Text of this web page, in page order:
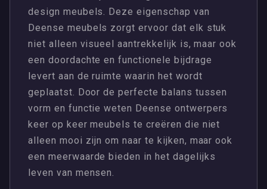
design meubels. Deze eigenschap van
Deense meubels zorgt ervoor dat elk stuk
niet alleen visueel aantrekkelijk is, maar ook
een doordachte en functionele bijdrage
levert aan de ruimte waarin het wordt
geplaatst. Door de perfecte balans tussen
vorm en functie weten Deense ontwerpers
keer op keer meubels te creëren die niet
alleen mooi zijn om naar te kijken, maar ook
een meerwaarde bieden in het dagelijks
leven van mensen.